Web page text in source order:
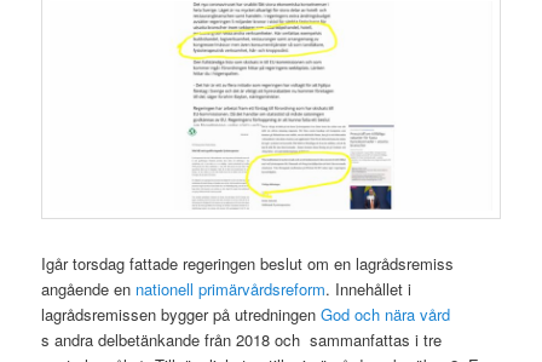
Igår torsdag fattade regeringen beslut om en lagrådsremiss
angående en nationell primärvårdsreform. Innehållet i
lagrådsremissen bygger på utredningenGod och nära vård
s andra delbetänkande från 2018 och sammanfattas i tre